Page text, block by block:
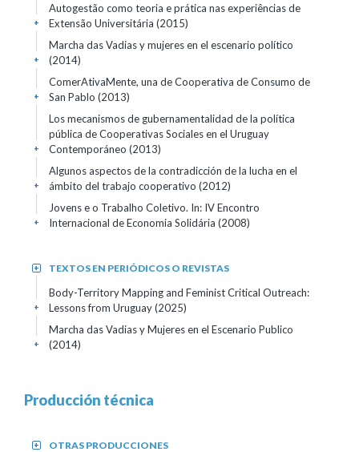
Autogestão como teoria e prática nas experiências de
Extensão Universitária (2015)
+
Marcha das Vadias y mujeres en el escenario político
(2014)
+
ComerAtivaMente, una de Cooperativa de Consumo de
San Pablo (2013)
+
Los mecanismos de gubernamentalidad de la política
pública de Cooperativas Sociales en el Uruguay
Contemporáneo (2013)
+
Algunos aspectos de la contradicción de la lucha en el
ámbito del trabajo cooperativo (2012)
+
Jovens e o Trabalho Coletivo. In: IV Encontro
Internacional de Economia Solidária (2008)
+
TEXTOS EN PERIÓDICOS O REVISTAS
+
Body-Territory Mapping and Feminist Critical Outreach:
Lessons from Uruguay (2025)
+
Marcha das Vadias y Mujeres en el Escenario Publico
(2014)
+
Producción técnica
OTRAS PRODUCCIONES
+